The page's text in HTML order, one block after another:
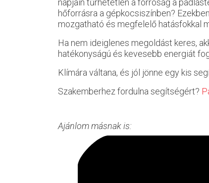
napjain tűrhetetlen a forróság a
hőforrásra a gépkocsiszínben?
mozgatható és megfelelő hatásfokkal
Ha nem ideiglenes megoldást keres,
hatékonyságú és kevesebb energiát
Klímára váltana, és jól jönne egy kis
Szakemberhez fordulna segítségért?
Ajánlom másnak is: